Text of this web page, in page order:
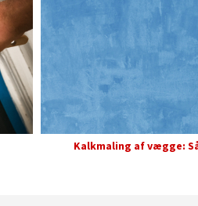
Kalkmaling af vægge: